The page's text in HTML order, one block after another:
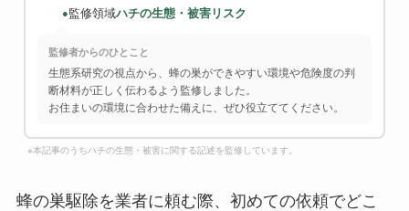
●監修領域ハチの生態・被害リスク
監修者からのひとこと
生態系研究の視点から、蜂の巣ができやすい環境や危険度の判
断材料が正しく伝わるよう監修しました。
お住まいの環境に合わせた備えに、ぜひ役立ててください。
※本記事のうちハチの生態・被害に関する記述を監修しています。
蜂の巣駆除を業者に頼む際、初めての依頼でどこ